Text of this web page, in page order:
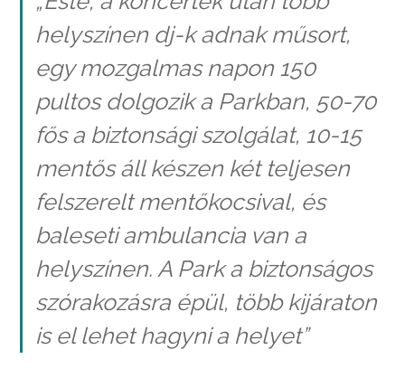
helyszínen dj-k adnak műsort,
egy mozgalmas napon 150
pultos dolgozik a Parkban, 50-70
fős a biztonsági szolgálat, 10-15
mentős áll készen két teljesen
felszerelt mentőkocsival, és
baleseti ambulancia van a
helyszínen. A Park a biztonságos
szórakozásra épül, több kijáraton
is el lehet hagyni a helyet”